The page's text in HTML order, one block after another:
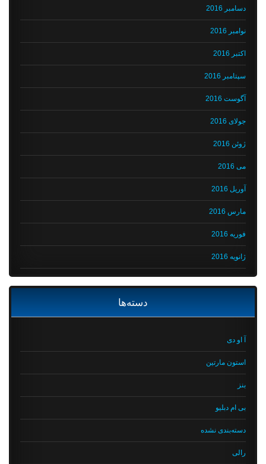
دسامبر 2016
نوامبر 2016
اکتبر 2016
سپتامبر 2016
آگوست 2016
جولای 2016
ژوئن 2016
می 2016
آوریل 2016
مارس 2016
فوریه 2016
ژانویه 2016
دسته‌ها
آ او دی
استون مارتین
بی ام دبلیو
دسته‌بندی نشده
رالی